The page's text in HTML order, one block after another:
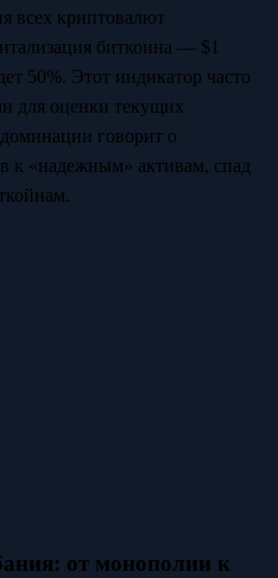
всех криптовалют
биткоина — $1
50%. Этот индикатор часто
для оценки текущих
говорит о
к «надежным» активам, спад
от монополии к